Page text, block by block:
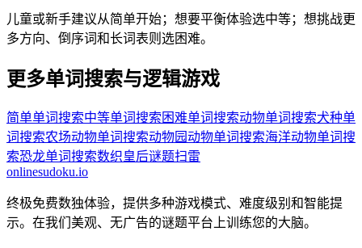
儿童或新手建议从简单开始；想要平衡体验选中等；想挑战更
多方向、倒序词和长词表则选困难。
更多单词搜索与逻辑游戏
简单单词搜索中等单词搜索 困难单词搜索动物单词搜索犬种单
词搜索农场动物单词搜索动物园动物单词搜索海洋动物单词搜
索恐龙单词搜索数织皇后谜题扫雷
onlinesudoku.io
终极免费数独体验，提供多种游戏模式、难度级别和智能提
示。在我们美观、无广告的谜题平台上训练您的大脑。